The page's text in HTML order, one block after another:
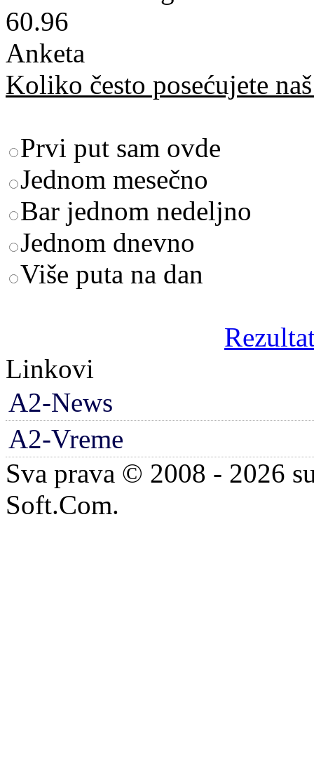
60.96
Anketa
Koliko često posećujete
Prvi put sam ovde
Jednom mesečno
Bar jednom nedeljno
Jednom dnevno
Više puta na dan
Linkovi
A2-News
A2-Vreme
Sva prava © 2008 - 2026
Soft.Com.